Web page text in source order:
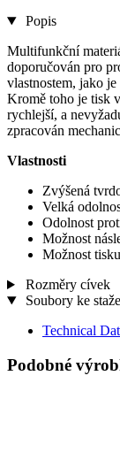
Popis
Multifunkční
doporučován pro
vlastnostem, jako
Kromě toho je tisk
rychlejší, a
zpracován
Vlastnosti
Zvýšená
Velká
Odolnost
Možnost
Možnost
Rozměry cívek
Soubory ke
Technical
Podobné